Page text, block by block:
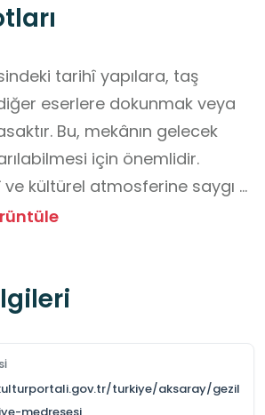
tarihî yapılara, taş
eserlere dokunmak veya
Bu, mekânın gelecek
için önemlidir.
ve kültürel atmosferine saygı
özellikle içeride yüksek sesle
ve içecek
veya eserlerde flaş
olabilir. Flaş, eserlere zarar
turkiye/aksaray/gezil